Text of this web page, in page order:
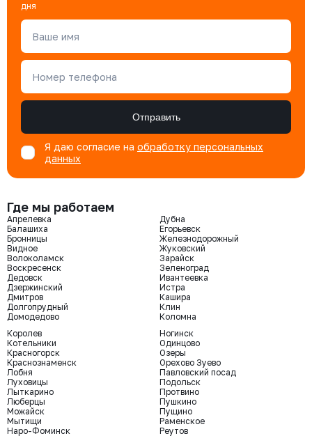
дня
Ваше имя
Номер телефона
Отправить
Я даю согласие на обработку персональных
данных
Где мы работаем
Апрелевка
Балашиха
Бронницы
Видное
Волоколамск
Воскресенск
Дедовск
Дзержинский
Дмитров
Долгопрудный
Домодедово
Дубна
Егорьевск
Железнодорожный
Жуковский
Зарайск
Зеленоград
Ивантеевка
Истра
Кашира
Клин
Коломна
Королев
Котельники
Красногорск
Краснознаменск
Лобня
Луховицы
Лыткарино
Люберцы
Можайск
Мытищи
Наро-Фоминск
Ногинск
Одинцово
Озеры
Орехово Зуево
Павловский посад
Подольск
Протвино
Пушкино
Пущино
Раменское
Реутов